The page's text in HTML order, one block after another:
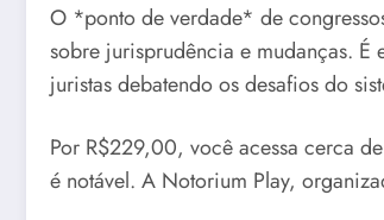
O *ponto de verdade* de
sobre jurisprudência e mudanças.
juristas debatendo os desafios do
Por R$229,00, você acessa cerca
é notável. A Notorium Play,